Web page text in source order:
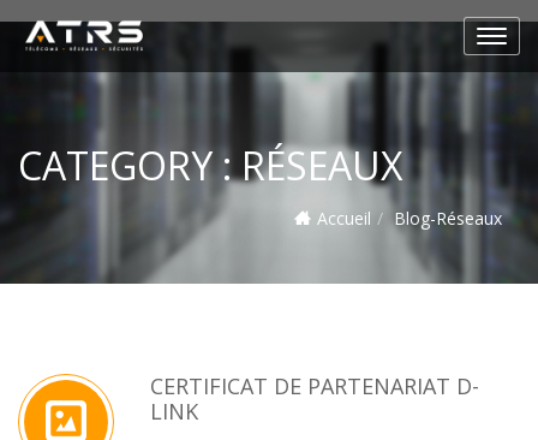
CATEGORY :RÉSEAUX
Accueil Blog-Réseaux
CERTIFICAT DE PARTENARIAT D-
LINK